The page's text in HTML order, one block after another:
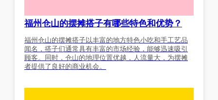
福州仓山的摆摊搭子有哪些特色和优势？
福州仓山的摆摊搭子以丰富的地方特色小吃和手工艺品
闻名，搭子们通常具有丰富的市场经验，能够迅速吸引
顾客。同时，仓山的地理位置优越，人流量大，为摆摊
者提供了良好的商业机会。